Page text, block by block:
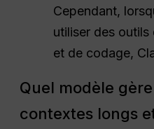
Cependant,
utiliser des outils
et de codage,
Quel modèle
contextes longs